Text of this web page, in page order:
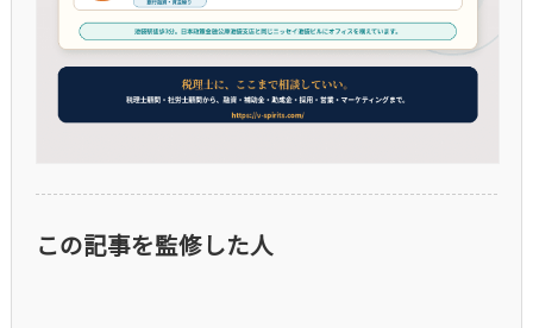
この記事を監修した人